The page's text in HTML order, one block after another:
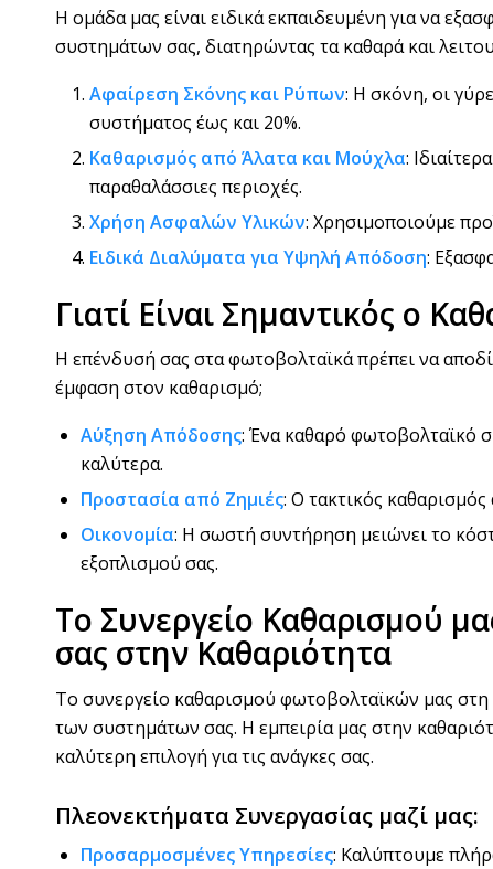
Η ομάδα μας είναι ειδικά εκπαιδευμένη για να
συστημάτων σας, διατηρώντας τα καθαρά και
Αφαίρεση Σκόνης και Ρύπων: Η σκόνη, οι
συστήματος έως και 20%.
Καθαρισμός από Άλατα και Μούχλα:
παραθαλάσσιες περιοχές.
Χρήση Ασφαλών Υλικών: Χρησιμοποιούμε
Ειδικά Διαλύματα για Υψηλή Απόδοση:
Γιατί Είναι Σημαντικός ο
Η επένδυσή σας στα φωτοβολταϊκά πρέπει να
έμφαση στον καθαρισμό;
Αύξηση Απόδοσης: Ένα καθαρό φωτοβολταϊκό
καλύτερα.
Προστασία από Ζημιές: Ο τακτικός
Οικονομία: Η σωστή συντήρηση μειώνει το
εξοπλισμού σας.
Το Συνεργείο Καθαρισμού
σας στην Καθαριότητα
Το συνεργείο καθαρισμού φωτοβολταϊκών μας στη
των συστημάτων σας. Η εμπειρία μας στην
καλύτερη επιλογή για τις ανάγκες σας.
Πλεονεκτήματα Συνεργασίας μαζί μας:
Προσαρμοσμένες Υπηρεσίες: Καλύπτουμε